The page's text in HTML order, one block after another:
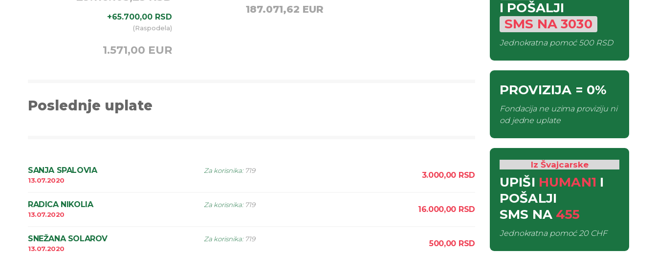
+65.700,00 RSD
(Raspodela)
1.571,00 EUR
187.071,62 EUR
Poslednje uplate
SANJA SPALOVIA
13.07.2020
Za korisnika: 719 3.000,00 RSD
RADICA NIKOLIA
13.07.2020
Za korisnika: 719 16.000,00 RSD
SNEŽANA SOLAROV
13.07.2020
Za korisnika: 719 500,00 RSD
I POŠALJI
SMS NA3030
Jednokratna pomoć500 RSD
PROVIZIJA = 0%
Fondacija ne uzima proviziju ni
od jedne uplate
Iz Švajcarske
UPIŠI HUMAN1 I
POŠALJI
SMS NA 455
Jednokratna pomoć20 CHF